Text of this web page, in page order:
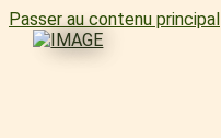
Passer au contenu principal